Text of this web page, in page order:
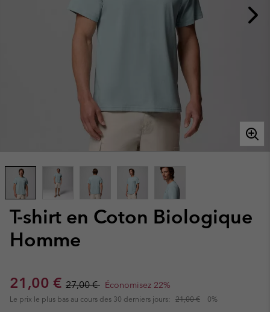
T-shirt en Coton Biologique
Homme
Sale price:
21,00 € Regular price:
27,00 € Économisez 22%
Le prix le plus bas au cours des 30 derniers jours: 21,00 € 0%